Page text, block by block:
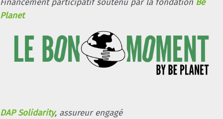
Financement participatif soutenu par la fondation Be
Planet
DAP Solidarity, assureur engagé